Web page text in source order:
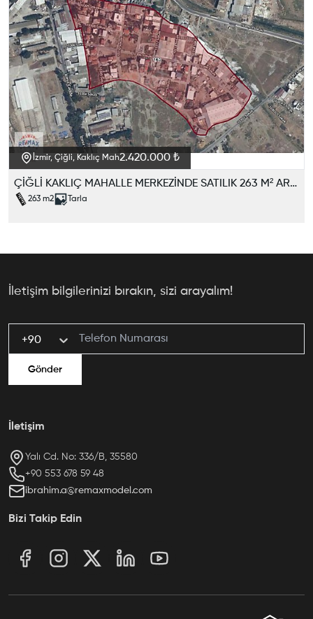
İzmir, Çiğli, Kaklıç Mah2.420.000 ₺
ÇİĞLİ KAKLIÇ MAHALLE MERKEZİNDE SATILIK 263 M² ARAZİ
263 m2 Tarla
İletişim bilgilerinizi bırakın, sizi arayalım!
+90
Gönder
İletişim
Yalı Cd. No: 336/B, 35580
ibrahim.a@remaxmodel.com
Bizi Takip Edin